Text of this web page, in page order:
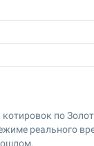
котировок по
реального